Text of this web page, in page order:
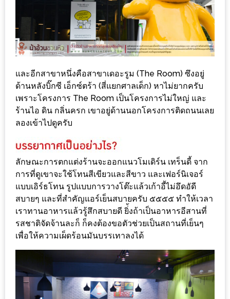
FAI
FESTIVAL
2
–
ช็อป
ฟิน
กิน
เพลิน
HFG
E-
NEWS
GAME
(SABAI
SEAFOOD)
HOMEPRO
FAIR
2017
เชียงใหม่
และอีกสาขาหนึ่งคือสาขาเดอะรูม (The Room) ซึงอยู่
ด้านหลังบิ๊กซี เอ็กซ์ตร้า (สี่แยกศาลเด็ก) หาไม่ยากครับ
เพราะโครงการ The Room เป็นโครงการไม่ใหญ่ และ
ร้านไอ ดิน กลิ่นครก เขาอยู่ด้านนอกโครงการติดถนนเลย
ลองเข้าไปดูครับ
ลักษณะการตกแต่งร้านจะออกแนวโมเดิร์น เทร็นดี้ จาก
การที่ดูเขาจะใช้โทนสีเขียวและสีขาว และเฟอร์นิเจอร์
แบบเอิร์ธโทน รูปแบบการวางโต๊ะแล้วเก้าอี้ไม่อึดอัดี
สบายๆ และที่สำคัญแอร์เย็นสบายครับ ๕๕๕๕ ทำให้เวลา
เราทานอาหารแล้วรู้สึกสบายดี ยิ่้งถ้าเป็นอาหารอีสานที่
รสชาติจัดจ้านละก็ ก็คงต้องขอตัวช่วยเป็นสถานที่เย็นๆ
เพื่อให้ความเผ็ดร้อนมันบรรเทาลงได้